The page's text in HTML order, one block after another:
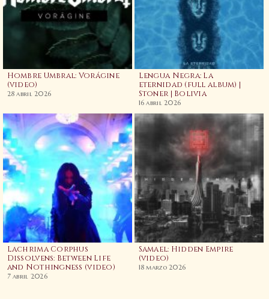
Hombre Umbral: Vorágine
(video)
28 abril 2026
Lengua Negra: La
eternidad (full album) |
Stoner | Bolivia
16 abril 2026
Lachrima Corphus
Dissolvens: Between Life
and Nothingness (video)
7 abril 2026
Samael: Hidden Empire
(video)
18 marzo 2026